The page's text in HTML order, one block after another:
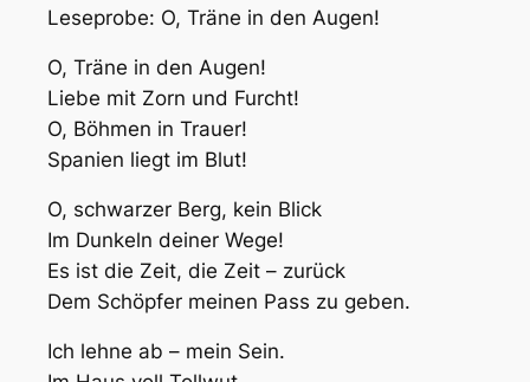
Leseprobe: O, Träne in den Augen!
O, Träne in den Augen!
Liebe mit Zorn und Furcht!
O, Böhmen in Trauer!
Spanien liegt im Blut!
O, schwarzer Berg, kein Blick
Im Dunkeln deiner Wege!
Es ist die Zeit, die Zeit – zurück
Dem Schöpfer meinen Pass zu geben.
Ich lehne ab – mein Sein.